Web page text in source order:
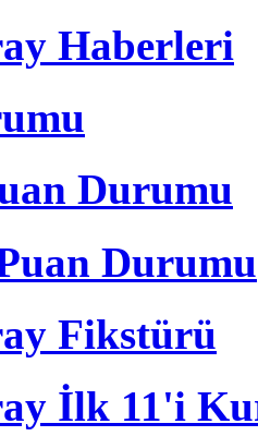
Haberleri
Durumu
Durumu
Fikstürü
İlk 11'i